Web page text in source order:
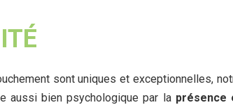
sont uniques et exceptionnelles,
aussi bien psychologique par la présence